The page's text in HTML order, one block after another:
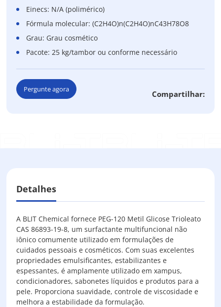
Einecs: N/A (polimérico)
Fórmula molecular: (C2H4O)n(C2H4O)nC43H78O8
Grau: Grau cosmético
Pacote: 25 kg/tambor ou conforme necessário
Pergunte agora Compartilhar:
Detalhes
A BLIT Chemical fornece PEG-120 Metil Glicose Trioleato
CAS 86893-19-8, um surfactante multifuncional não
iônico comumente utilizado em formulações de
cuidados pessoais e cosméticos. Com suas excelentes
propriedades emulsificantes, estabilizantes e
espessantes, é amplamente utilizado em xampus,
condicionadores, sabonetes líquidos e produtos para a
pele. Proporciona suavidade, controle de viscosidade e
melhora a estabilidade da formulação.